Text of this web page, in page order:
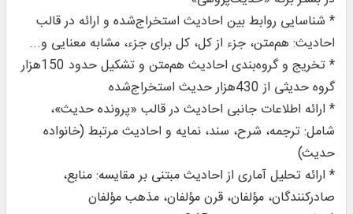
* شناسایی روابط بین احادیث استخراج‌شده و ارائه در قالب
احادیث: هم‌متن، جزء از کل، کل برای جزء، مشابه معنایی و...
* تخریج و گروه‌بندی احادیث هم‌متن و تشکیل حدود 150هزار
گروه حدیثی از 430هزار حدیث استخراج‌شده
* ارائه اطلاعات جانبی احادیث در قالب «پرونده حدیث»،
شامل: ترجمه، شرح، سند، نمایه و احادیث مرتبط (خانواده
حدیث)
* ارائه تحلیل آماری از احادیث مبتنی بر مقایسه: منابع،
صادرکنندگان، مؤلفان، قرن مؤلفان، مذهب مؤلفان